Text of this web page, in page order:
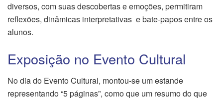
diversos, com suas descobertas e emoções, permitiram
reflexões, dinâmicas interpretativas e bate-papos entre os
alunos.
Exposição no Evento Cultural
No dia do Evento Cultural, montou-se um estande
representando “5 páginas”, como que um resumo do que